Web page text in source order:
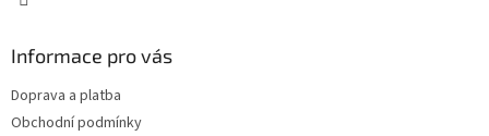
Informace pro vás
Doprava a platba
Obchodní podmínky